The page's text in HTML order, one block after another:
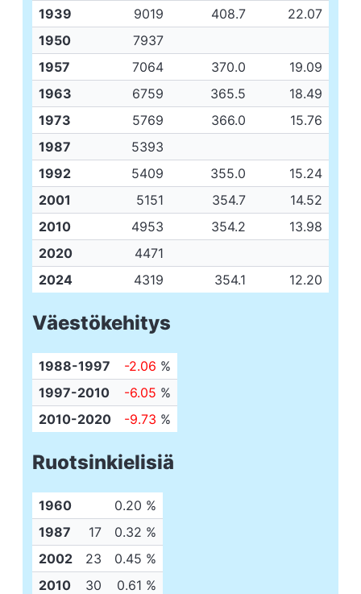
1939
9019 408.7
22.07
1950
7937
1957
7064 370.0
19.09
1963
6759 365.5
18.49
1973
5769 366.0
15.76
1987
5393
1992
5409 355.0
15.24
2001
5151 354.7
14.52
2010
4953 354.2
13.98
2020
4471
2024
4319 354.1 12.20
Väestökehitys
1988-1997 -2.06 %
1997-2010
-6.05 %
2010-2020
-9.73 %
Ruotsinkielisiä
1960
0.20 %
1987
17
0.32 %
2002
23
0.45 %
2010
30 0.61 %